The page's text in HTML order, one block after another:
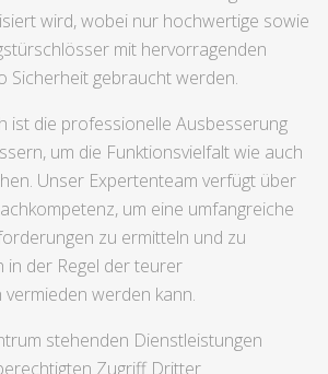
wird, wobei nur hochwertige sowie
mit hervorragenden
Sicherheit gebraucht werden.
ist die professionelle Ausbesserung
um die Funktionsvielfalt wie auch
Unser Expertenteam verfügt über
um eine umfangreiche
zu ermitteln und zu
der Regel der teurer
werden kann.
stehenden Dienstleistungen
Zugriff Dritter